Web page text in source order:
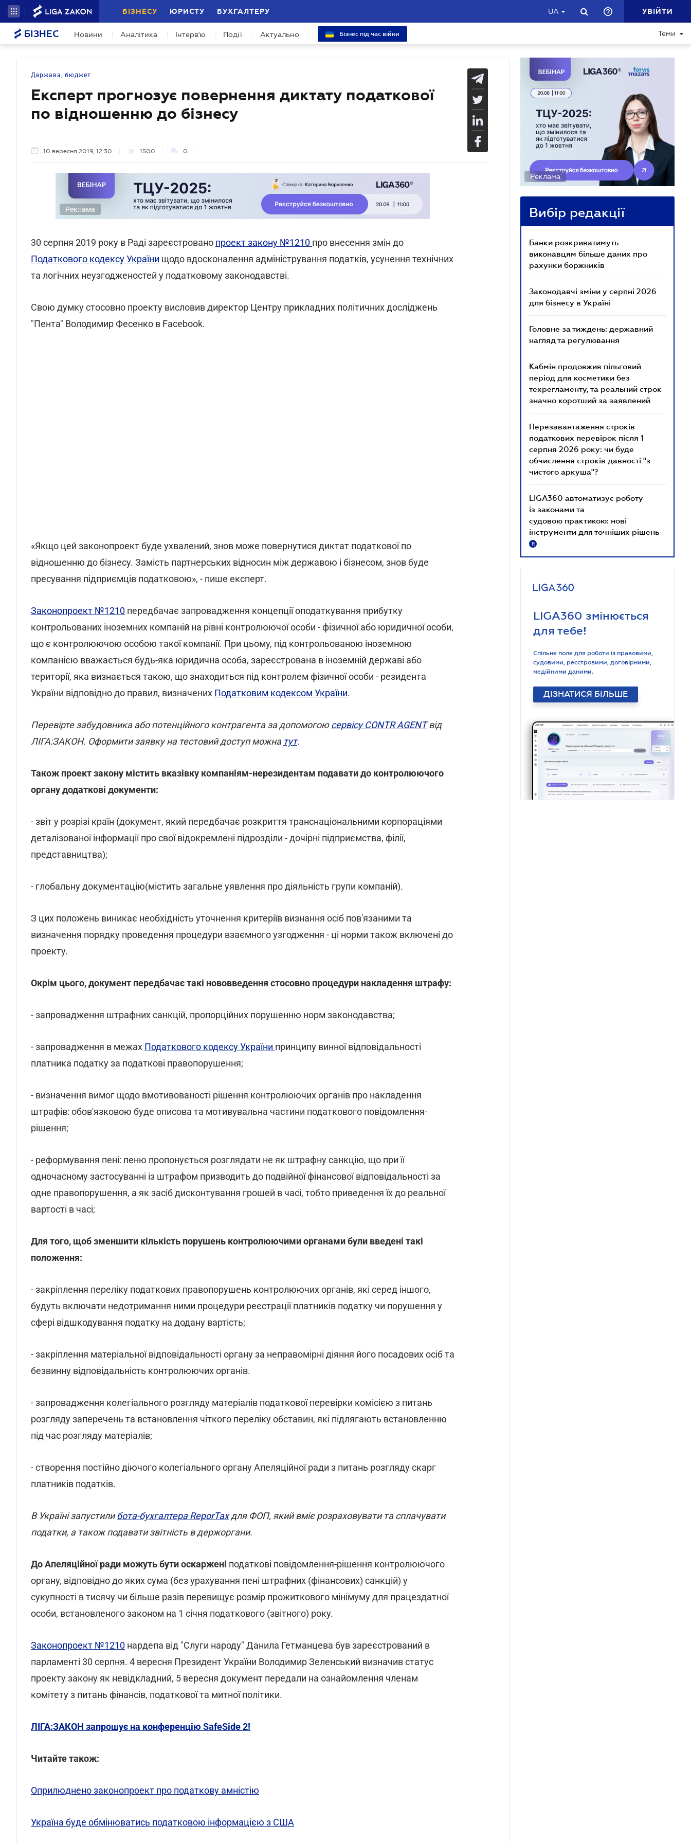
БІЗНЕСУ ЮРИСТУ БУХГАЛТЕРУ UA УВІЙТИ
БІЗНЕС Новини Аналітика Інтерв'ю Події Актуально Бізнес під час війни Теми
Держава, бюджет
Експерт прогнозує повернення диктату податкової
по відношенню до бізнесу
10 вересня 2019, 12:30 1500 0
Реклама
30 серпня 2019 року в Раді зареєстровано проект закону №1210 про внесення змін до
Податкового кодексу України щодо вдосконалення адміністрування податків, усунення технічних
та логічних неузгодженостей у податковому законодавстві.
Свою думку стосовно проекту висловив директор Центру прикладних політичних досліджень
"Пента" Володимир Фесенко в Facebook.
«Якщо цей законопроект буде ухвалений, знов може повернутися диктат податкової по
відношенню до бізнесу. Замість партнерських відносин між державою і бізнесом, знов буде
пресування підприємців податковою», - пише експерт.
Законопроект №1210 передбачає запровадження концепції оподаткування прибутку
контрольованих іноземних компаній на рівні контролюючої особи - фізичної або юридичної особи,
що є контролюючою особою такої компанії. При цьому, під контрольованою іноземною
компанією вважається будь-яка юридична особа, зареєстрована в іноземній державі або
території, яка визнається такою, що знаходиться під контролем фізичної особи - резидента
України відповідно до правил, визначених Податковим кодексом України.
Перевірте забудовника або потенційного контрагента за допомогоюсервісу CONTR AGENTвід
ЛІГА:ЗАКОН. Оформити заявку на тестовий доступ можна тут.
Також проект закону містить вказівку компаніям-нерезидентам подавати до контролюючого
органу додаткові документи:
- звіт у розрізі країн (документ, який передбачає розкриття транснаціональними корпораціями
деталізованої інформації про свої відокремлені підрозділи - дочірні підприємства, філії,
представництва);
- глобальну документацію(містить загальне уявлення про діяльність групи компаній).
З цих положень виникає необхідність уточнення критеріїв визнання осіб пов'язаними та
визначення порядку проведення процедури взаємного узгодження - ці норми також включені до
проекту.
Окрім цього, документ передбачає такі нововведення стосовно процедури накладення штрафу:
- запровадження штрафних санкцій, пропорційних порушенню норм законодавства;
- запровадження в межах Податкового кодексу України принципу винної відповідальності
платника податку за податкові правопорушення;
- визначення вимог щодо вмотивованості рішення контролюючих органів про накладення
штрафів: обов'язковою буде описова та мотивувальна частини податкового повідомлення-
рішення;
- реформування пені: пеню пропонується розглядати не як штрафну санкцію, що при її
одночасному застосуванні із штрафом призводить до подвійної фінансової відповідальності за
одне правопорушення, а як засіб дисконтування грошей в часі, тобто приведення їх до реальної
вартості в часі;
Для того, щоб зменшити кількість порушень контролюючими органами були введені такі
положення:
- закріплення переліку податкових правопорушень контролюючих органів, які серед іншого,
будуть включати недотримання ними процедури реєстрації платників податку чи порушення у
сфері відшкодування податку на додану вартість;
- закріплення матеріальної відповідальності органу за неправомірні діяння його посадових осіб та
безвинну відповідальність контролюючих органів.
- запровадження колегіального розгляду матеріалів податкової перевірки комісією з питань
розгляду заперечень та встановлення чіткого переліку обставин, які підлягають встановленню
під час розгляду матеріалів;
- створення постійно діючого колегіального органу Апеляційної ради з питань розгляду скарг
платників податків.
В Україні запустилибота-бухгалтера ReporTaxдля ФОП, який вміє розраховувати та сплачувати
податки, а також подавати звітність в держоргани.
До Апеляційної ради можуть бути оскаржені податкові повідомлення-рішення контролюючого
органу, відповідно до яких сума (без урахування пені штрафних (фінансових) санкцій) у
сукупності в тисячу чи більше разів перевищує розмір прожиткового мінімуму для працездатної
особи, встановленого законом на 1 січня податкового (звітного) року.
Законопроект №1210 нардепа від "Слуги народу" Данила Гетманцева був зареєстрований в
парламенті 30 серпня. 4 вересня Президент України Володимир Зеленський визначив статус
проекту закону як невідкладний, 5 вересня документ передали на ознайомлення членам
комітету з питань фінансів, податкової та митної політики.
ЛІГА:ЗАКОН запрошує на конференцію SafeSide 2!
Читайте також:
Оприлюднено законопроект про податкову амністію
Україна буде обмінюватись податковою інформацією з США
Реклама
Вибір редакції
Банки розкриватимуть
виконавцям більше даних про
рахунки боржників
Законодавчі зміни у серпні 2026
для бізнесу в Україні
Головне за тиждень: державний
нагляд та регулювання
Кабмін продовжив пільговий
період для косметики без
техрегламенту, та реальний строк
значно коротший за заявлений
Перезавантаження строків
податкових перевірок після 1
серпня 2026 року: чи буде
обчислення строків давності "з
чистого аркуша"?
LIGA360 автоматизує роботу
із законами та
судовою практикою: нові
інструменти для точніших рішень
R
LIGA360 змінюється
для тебе!
Спільне поле для роботи із правовими,
судовими, реєстровими, договірними,
медійними даними.
ДІЗНАТИСЯ БІЛЬШЕ